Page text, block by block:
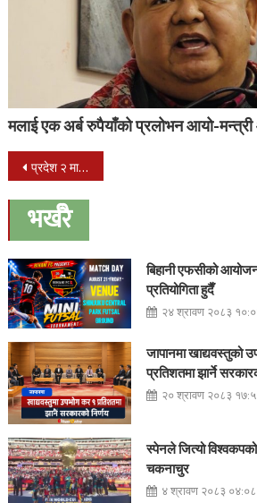
मलाई एक अर्ब रुपैयाँको प्रलोभन आयो-
Post
navigation
प्रदेश २ मा ७३ प्रतिशत मत खस्यो
भर्खरै
बिहानी एफसीको
प्रतियोगिता हुदैँ
२४ श्रावण २०८३
जापानमा खाद्यवस्तुको
प्रतिशतमा झार्ने
२० श्रावण २०८३
स्पेनले जित्यो
चकनाचुर
४ श्रावण २०८३ ०४:०८